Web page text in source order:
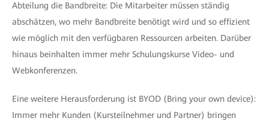
Abteilung die Bandbreite: Die Mitarbeiter müssen ständig
abschätzen, wo mehr Bandbreite benötigt wird und so effizient
wie möglich mit den verfügbaren Ressourcen arbeiten. Darüber
hinaus beinhalten immer mehr Schulungskurse Video- und
Webkonferenzen.
Eine weitere Herausforderung ist BYOD (Bring your own device):
Immer mehr Kunden (Kursteilnehmer und Partner) bringen